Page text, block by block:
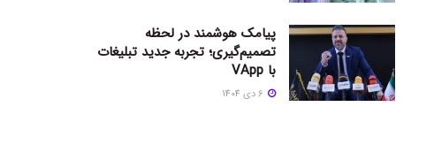
پیامک هوشمند در لحظه
تصمیم‌گیری؛ تجربه جدید تبلیغات
با VApp